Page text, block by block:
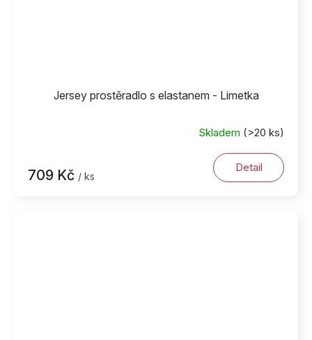
Jersey prostěradlo s elastanem - Limetka
Skladem (>20 ks)
709 Kč / ks
Detail